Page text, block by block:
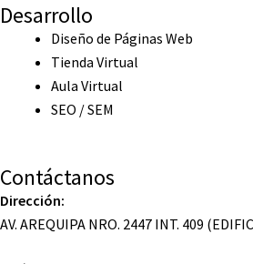
Desarrollo
Diseño de Páginas Web
Tienda Virtual
Aula Virtual
SEO / SEM
Contáctanos
Dirección:
AV. AREQUIPA NRO. 2447 INT. 409